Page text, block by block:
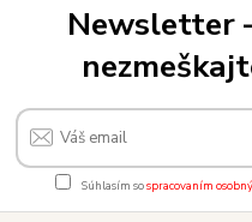
Newsletter
Súhlasím sospracovaním